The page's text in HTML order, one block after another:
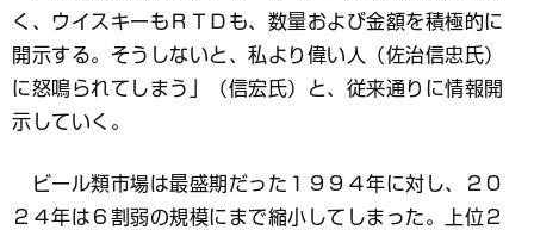
く、ウイスキーもＲＴＤも、数量および金額を積極的に
開示する。そうしないと、私より偉い人（佐治信忠氏）
に怒鳴られてしまう」（信宏氏）と、従来通りに情報開
示していく。
ビール類市場は最盛期だった１９９４年に対し、２０
２４年は６割弱の規模にまで縮小してしまった。上位２